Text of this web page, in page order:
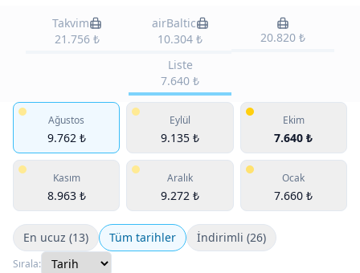
Takvim
21.756 ₺
airBaltic
10.304 ₺
20.820 ₺
Liste
7.640 ₺
Ağustos
9.762 ₺
Eylül
9.135 ₺
Ekim
7.640 ₺
Kasım
8.963 ₺
Aralık
9.272 ₺
Ocak
7.660 ₺
En ucuz (13) Tüm tarihler İndirimli (26)
Sırala: